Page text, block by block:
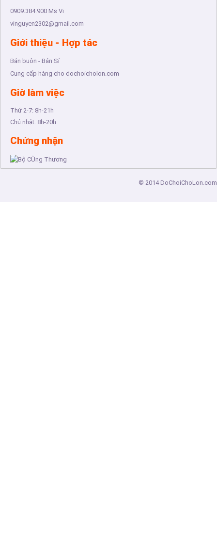
0909.384.900 Ms Vi
vinguyen2302@gmail.com
Giới thiệu - Hợp tác
Bán buôn - Bán Sỉ
Cung cấp hàng cho dochoicholon.com
Giờ làm việc
Thứ 2-7: 8h-21h
Chủ nhật: 8h-20h
Chứng nhận
© 2014 DoChoiChoLon.com